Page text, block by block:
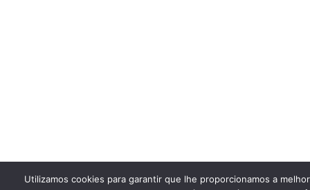
Utilizamos cookies para garantir que lhe proporcionamos a